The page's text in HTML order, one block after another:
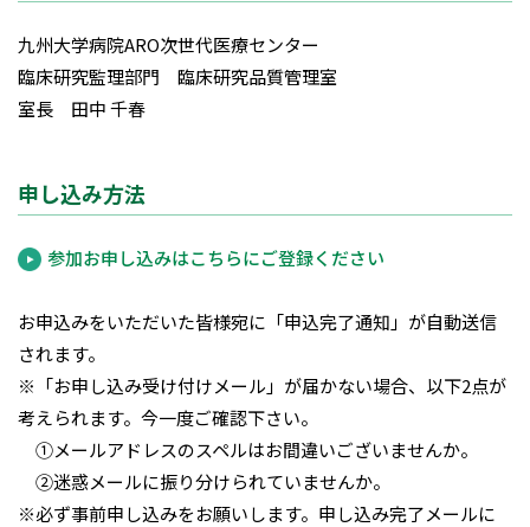
九州大学病院ARO次世代医療センター
臨床研究監理部門 臨床研究品質管理室
室長 田中 千春
申し込み方法
参加お申し込みはこちらにご登録ください
お申込みをいただいた皆様宛に「申込完了通知」が自動送信
されます。
※「お申し込み受け付けメール」が届かない場合、以下2点が
考えられます。今一度ご確認下さい。
①メールアドレスのスペルはお間違いございませんか。
②迷惑メールに振り分けられていませんか。
※必ず事前申し込みをお願いします。申し込み完了メールに